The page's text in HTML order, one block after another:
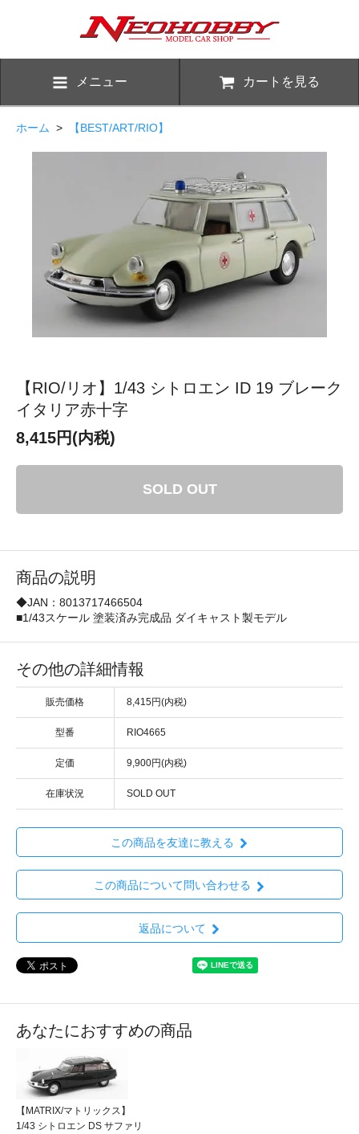
メニュー カートを見る
ホーム > 【BEST/ART/RIO】
【RIO/リオ】1/43 シトロエン ID 19 ブレーク
イタリア赤十字
8,415円(内税)
SOLD OUT
商品の説明
◆JAN：8013717466504
■1/43スケール 塗装済み完成品 ダイキャスト製モデル
その他の詳細情報
販売価格 8,415円(内税)
型番 RIO4665
定価 9,900円(内税)
在庫状況 SOLD OUT
この商品を友達に教える
この商品について問い合わせる
返品について
あなたにおすすめの商品
【MATRIX/マトリックス】
1/43 シトロエン DS サファリ